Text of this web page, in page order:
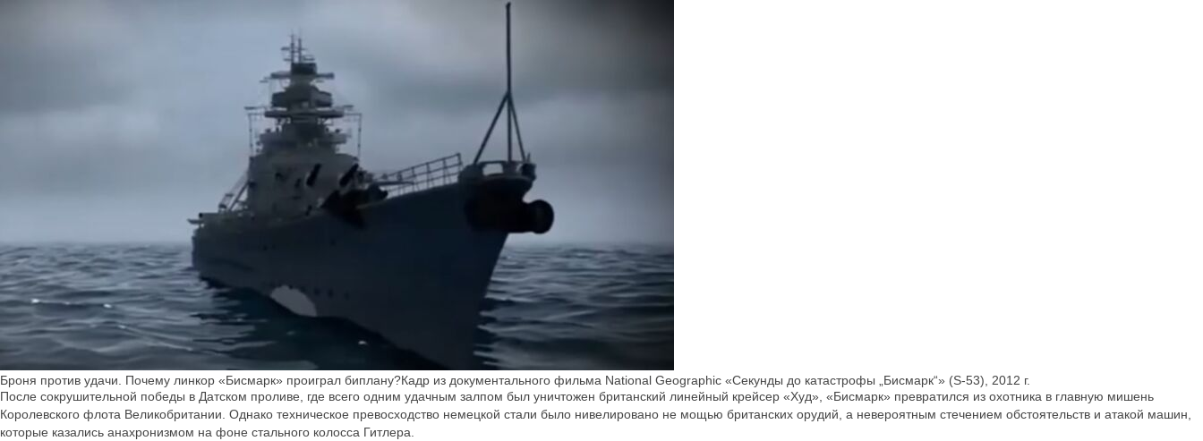
Броня против удачи. Почему линкор «Бисмарк» проиграл биплану?Кадр из документального фильма National Geographic «Секунды до катастрофы „Бисмарк“» (S-53), 2012 г.
После сокрушительной победы в Датском проливе, где всего одним удачным залпом был уничтожен британский линейный крейсер «Худ», «Бисмарк» превратился из охотника в главную мишень
Королевского флота Великобритании. Однако техническое превосходство немецкой стали было нивелировано не мощью британских орудий, а невероятным стечением обстоятельств и атакой машин,
которые казались анахронизмом на фоне стального колосса Гитлера.